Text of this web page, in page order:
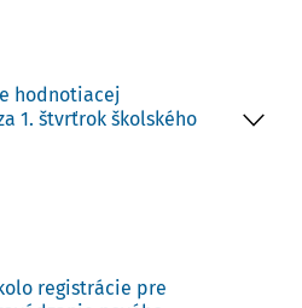
hodnotiacej
1. štvrťrok školského
registrácie pre